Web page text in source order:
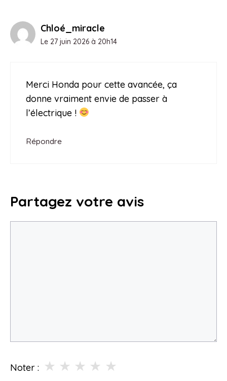
Chloé_miracle
Le 27 juin 2026 à 20h14
Merci Honda pour cette avancée, ça
donne vraiment envie de passer à
l’électrique !
Répondre
Partagez votre avis
Noter : ★
★
★
★
★